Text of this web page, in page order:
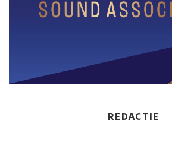
REDACTIE